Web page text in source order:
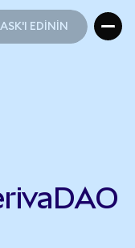
EDİNİN